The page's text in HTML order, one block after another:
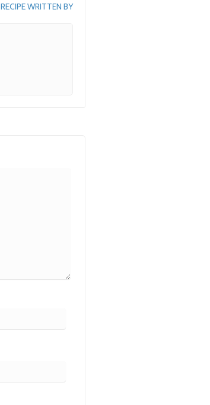
RECIPE WRITTEN BY